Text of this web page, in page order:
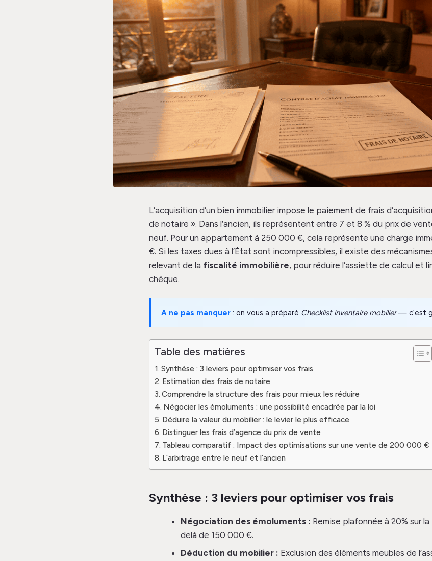
L’acquisition d’un bien immobilier impose le paiement de frais
de notaire ». Dans l’ancien, ils représentent entre 7 et 8 % du prix de
neuf. Pour un appartement à 250 000 €, cela représente une charge
€. Si les taxes dues à l’État sont incompressibles, il existe des
relevant de la fiscalité immobilière, pour réduire l’assiette de calcul et
chèque.
A ne pas manquer : on vous a préparé Checklist inventaire mobilier— c’est
Table des matières
Synthèse : 3 leviers pour optimiser vos frais
Estimation des frais de notaire
Comprendre la structure des frais pour mieux les réduire
Négocier les émoluments : une possibilité encadrée par la loi
Déduire la valeur du mobilier : le levier le plus efficace
Distinguer les frais d’agence du prix de vente
Tableau comparatif : Impact des optimisations sur une vente de 200 000 €
L’arbitrage entre le neuf et l’ancien
Synthèse : 3 leviers pour optimiser vos frais
Négociation des émoluments : Remise plafonnée à 20% sur
delà de 150 000 €.
Déduction du mobilier : Exclusion des éléments meubles de